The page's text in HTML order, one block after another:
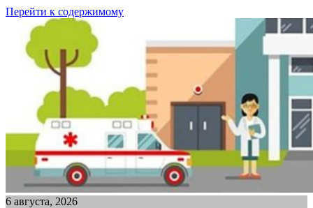
Перейти к содержимому
6 августа, 2026